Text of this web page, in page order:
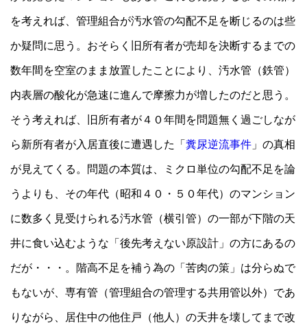
を考えれば、管理組合が汚水管の勾配不足を断じるのは些
か疑問に思う。おそらく旧所有者が売却を決断するまでの
数年間を空室のまま放置したことにより、汚水管（鉄管）
内表層の酸化が急速に進んで摩擦力が増したのだと思う。
そう考えれば、旧所有者が４０年間を問題無く過ごしなが
ら新所有者が入居直後に遭遇した「糞尿逆流事件 」の真相
が見えてくる。問題の本質は、ミクロ単位の勾配不足を論
うよりも、その年代（昭和４０・５０年代）のマンション
に数多く見受けられる汚水管（横引管）の一部が下階の天
井に食い込むような「後先考えない原設計」の方にあるの
だが・・・。階高不足を補う為の「苦肉の策」は分らぬで
もないが、専有管（管理組合の管理する共用管以外）であ
りながら、居住中の他住戸（他人）の天井を壊してまで改